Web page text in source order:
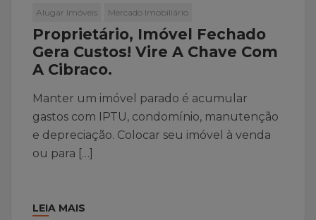
Alugar Imóveis Mercado Imobiliário
Proprietário, Imóvel Fechado
Gera Custos! Vire A Chave Com
A Cibraco.
Manter um imóvel parado é acumular
gastos com IPTU, condomínio, manutenção
e depreciação. Colocar seu imóvel à venda
ou para […]
LEIA MAIS